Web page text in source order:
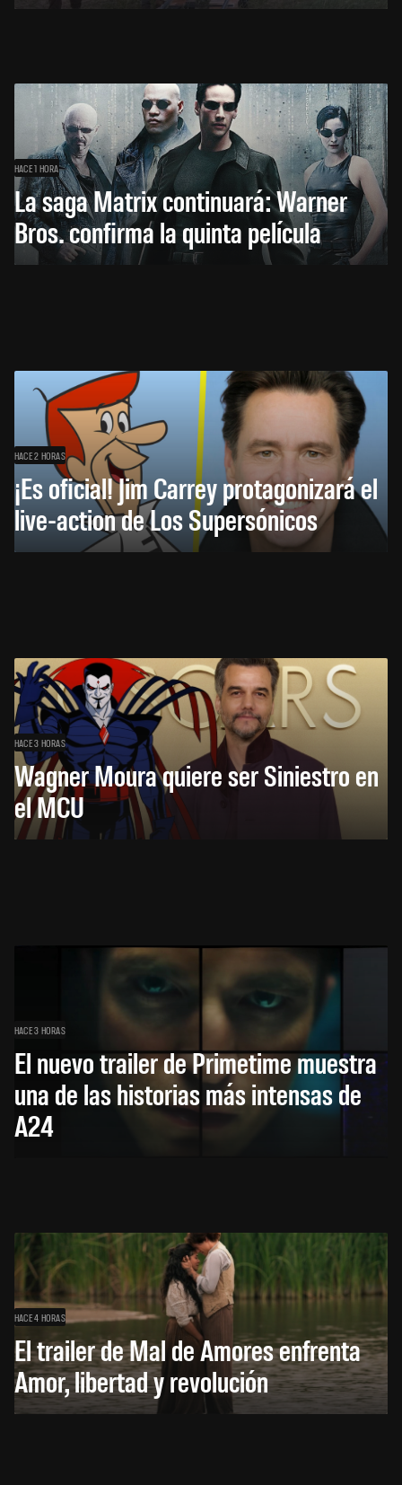
HACE 1 HORA
La saga Matrix continuará: Warner
Bros. confirma la quinta película
HACE 2 HORAS
¡Es oficial! Jim Carrey protagonizará el
live-action de Los Supersónicos
HACE 3 HORAS
Wagner Moura quiere ser Siniestro en
el MCU
HACE 3 HORAS
El nuevo trailer de Primetime muestra
una de las historias más intensas de
A24
HACE 4 HORAS
El trailer de Mal de Amores enfrenta
Amor, libertad y revolución